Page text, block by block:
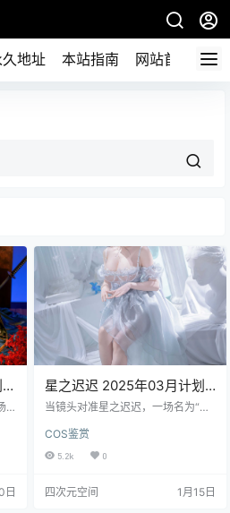
地址 本站指南 网站首页
日
星之迟迟 2025年03月计划D
Nikke胜利女神 灰姑娘，光
战姬的视觉诗篇
当镜头对准星之迟迟，一场名为“Ni
开序幕。这次拍摄的核心，是将游
戏中“灰姑娘”这一角色从虚拟数据转
刻，决心注入对“未来古典主义”的独
COS鉴赏
5.2k 0
四次元空间 1月15日